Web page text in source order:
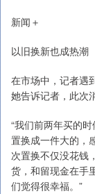
新闻＋
以旧换新也成热潮
在市场中，记者遇
她告诉记者，此次
“我们前两年买的
置换成一件大的，
次置换不仅没花钱
货，和留现金在手
们觉得很幸福。”